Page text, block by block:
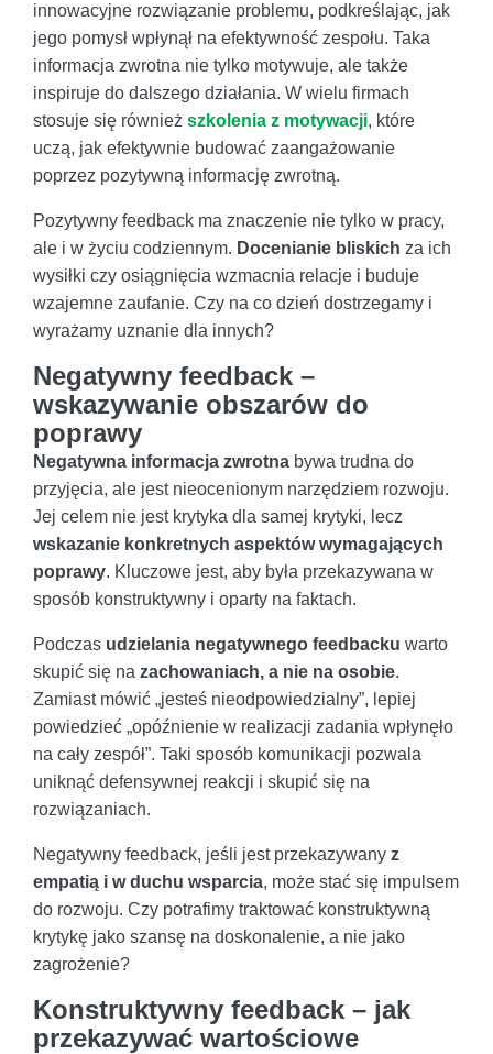
innowacyjne rozwiązanie problemu, podkreślając, jak
jego pomysł wpłynął na efektywność zespołu. Taka
informacja zwrotna nie tylko motywuje, ale także
inspiruje do dalszego działania. W wielu firmach
stosuje się również szkolenia z motywacji, które
uczą, jak efektywnie budować zaangażowanie
poprzez pozytywną informację zwrotną.
Pozytywny feedback ma znaczenie nie tylko w pracy,
ale i w życiu codziennym. Docenianie bliskich za ich
wysiłki czy osiągnięcia wzmacnia relacje i buduje
wzajemne zaufanie. Czy na co dzień dostrzegamy i
wyrażamy uznanie dla innych?
Negatywny feedback –
wskazywanie obszarów do
poprawy
Negatywna informacja zwrotna bywa trudna do
przyjęcia, ale jest nieocenionym narzędziem rozwoju.
Jej celem nie jest krytyka dla samej krytyki, lecz
wskazanie konkretnych aspektów wymagających
poprawy. Kluczowe jest, aby była przekazywana w
sposób konstruktywny i oparty na faktach.
Podczas udzielania negatywnego feedbacku warto
skupić się na zachowaniach, a nie na osobie.
Zamiast mówić „jesteś nieodpowiedzialny”, lepiej
powiedzieć „opóźnienie w realizacji zadania wpłynęło
na cały zespół”. Taki sposób komunikacji pozwala
uniknąć defensywnej reakcji i skupić się na
rozwiązaniach.
Negatywny feedback, jeśli jest przekazywany z
empatią i w duchu wsparcia, może stać się impulsem
do rozwoju. Czy potrafimy traktować konstruktywną
krytykę jako szansę na doskonalenie, a nie jako
zagrożenie?
Konstruktywny feedback – jak
przekazywać wartościowe